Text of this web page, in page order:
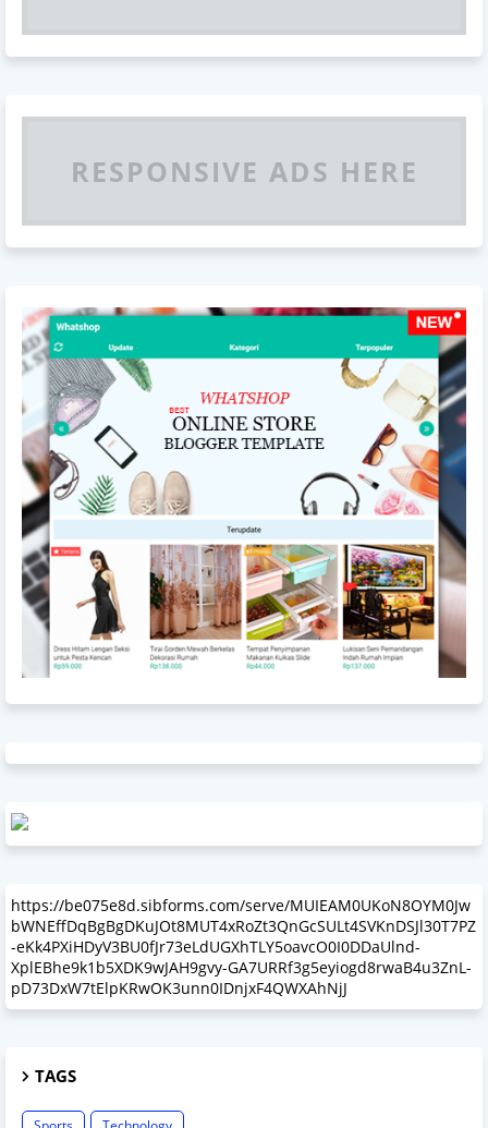
RESPONSIVE ADS HERE
https://be075e8d.sibforms.com/serve/MUIEAM0UKoN8OYM0Jw
bWNEffDqBgBgDKuJOt8MUT4xRoZt3QnGcSULt4SVKnDSJl30T7PZ
-eKk4PXiHDyV3BU0fJr73eLdUGXhTLY5oavcO0I0DDaUlnd-
XplEBhe9k1b5XDK9wJAH9gvy-GA7URRf3g5eyiogd8rwaB4u3ZnL-
pD73DxW7tElpKRwOK3unn0IDnjxF4QWXAhNjJ
TAGS